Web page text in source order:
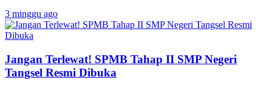
3 minggu ago
Jangan Terlewat! SPMB Tahap II SMP Negeri
Tangsel Resmi Dibuka